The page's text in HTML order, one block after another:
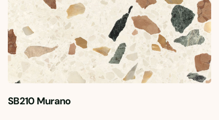
SB210 Murano